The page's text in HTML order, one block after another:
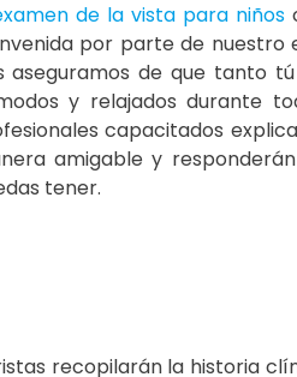
de la vista para niños
por parte de nuestro
aseguramos de que tanto
y relajados durante
capacitados
amigable y
tener.
recopilarán la historia